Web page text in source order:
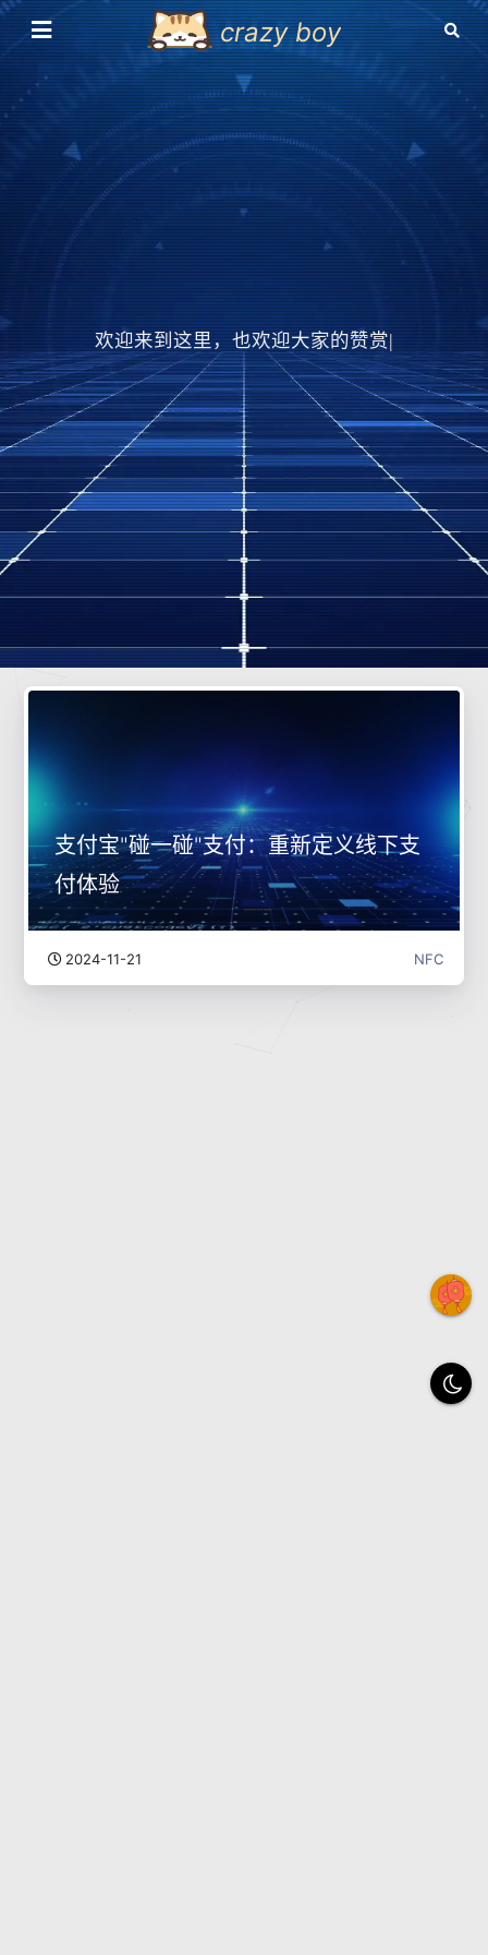
crazy boy
欢迎来到这里，也欢迎大|
支付宝"碰一碰"支付：重新定义线下支
付体验
2024-11-21 NFC